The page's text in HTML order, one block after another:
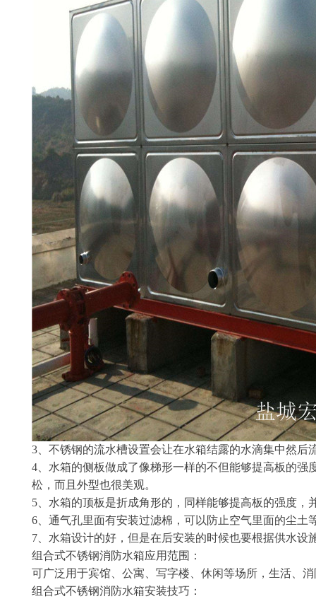
3、不锈钢的流水槽设置会让在水箱结露的水滴集中然
4、水箱的侧板做成了像梯形一样的不但能够提高板的
松，而且外型也很美观。
5、水箱的顶板是折成角形的，同样能够提高板的强度
6、通气孔里面有安装过滤棉，可以防止空气里面的尘土
7、水箱设计的好，但是在后安装的时候也要根据供水设
组合式不锈钢消防水箱应用范围：
可广泛用于宾馆、公寓、写字楼、休闲等场所，生活、
组合式不锈钢消防水箱安装技巧：